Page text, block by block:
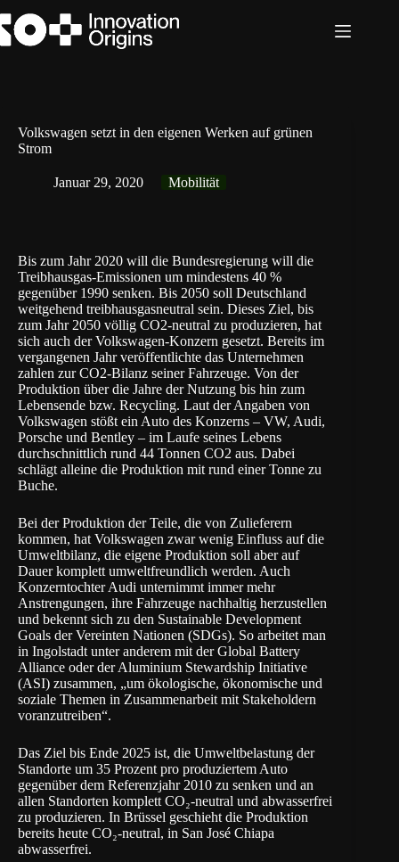
Inhalt
springen
Volkswagen setzt in den eigenen Werken auf grünen
Strom
Januar 29, 2020 Mobilität
Bis zum Jahr 2020 will die Bundesregierung will die
Treibhausgas-Emissionen um mindestens 40 %
gegenüber 1990 senken. Bis 2050 soll Deutschland
weitgehend treibhausgasneutral sein. Dieses Ziel, bis
zum Jahr 2050 völlig CO2-neutral zu produzieren, hat
sich auch derVolkswagen-Konzern gesetzt. Bereits im
vergangenen Jahr veröffentlichte das Unternehmen
zahlen zur CO2-Bilanz seiner Fahrzeuge. Von der
Produktion über die Jahre der Nutzung bis hin zum
Lebensende bzw. Recycling. Laut der Angaben von
Volkswagen stößt ein Auto des Konzerns – VW, Audi,
Porsche und Bentley – im Laufe seines Lebens
durchschnittlich rund 44 Tonnen CO2 aus. Dabei
schlägt alleine die Produktion mit rund einer Tonne zu
Buche.
Bei der Produktion der Teile, die von Zulieferern
kommen, hat Volkswagen zwar wenig Einfluss auf die
Umweltbilanz, die eigene Produktion soll aber auf
Dauer komplett umweltfreundlich werden. Auch
KonzerntochterAudi unternimmt immer mehr
Anstrengungen, ihre Fahrzeuge nachhaltig herzustellen
und bekennt sich zu den Sustainable Development
Goals der Vereinten Nationen (SDGs). So arbeitet man
in Ingolstadt unter anderem mit der Global Battery
Alliance oder der Aluminium Stewardship Initiative
(ASI) zusammen, „um ökologische, ökonomische und
soziale Themen in Zusammenarbeit mit Stakeholdern
voranzutreiben“.
Das Ziel bis Ende 2025 ist, die Umweltbelastung der
Standorte um 35 Prozent pro produziertem Auto
gegenüber dem Referenzjahr 2010 zu senken und an
allen Standorten komplett CO₂-neutral und abwasserfrei
zu produzieren. In Brüssel geschieht die Produktion
bereits heute CO₂-neutral, in San José Chiapa
abwasserfrei.